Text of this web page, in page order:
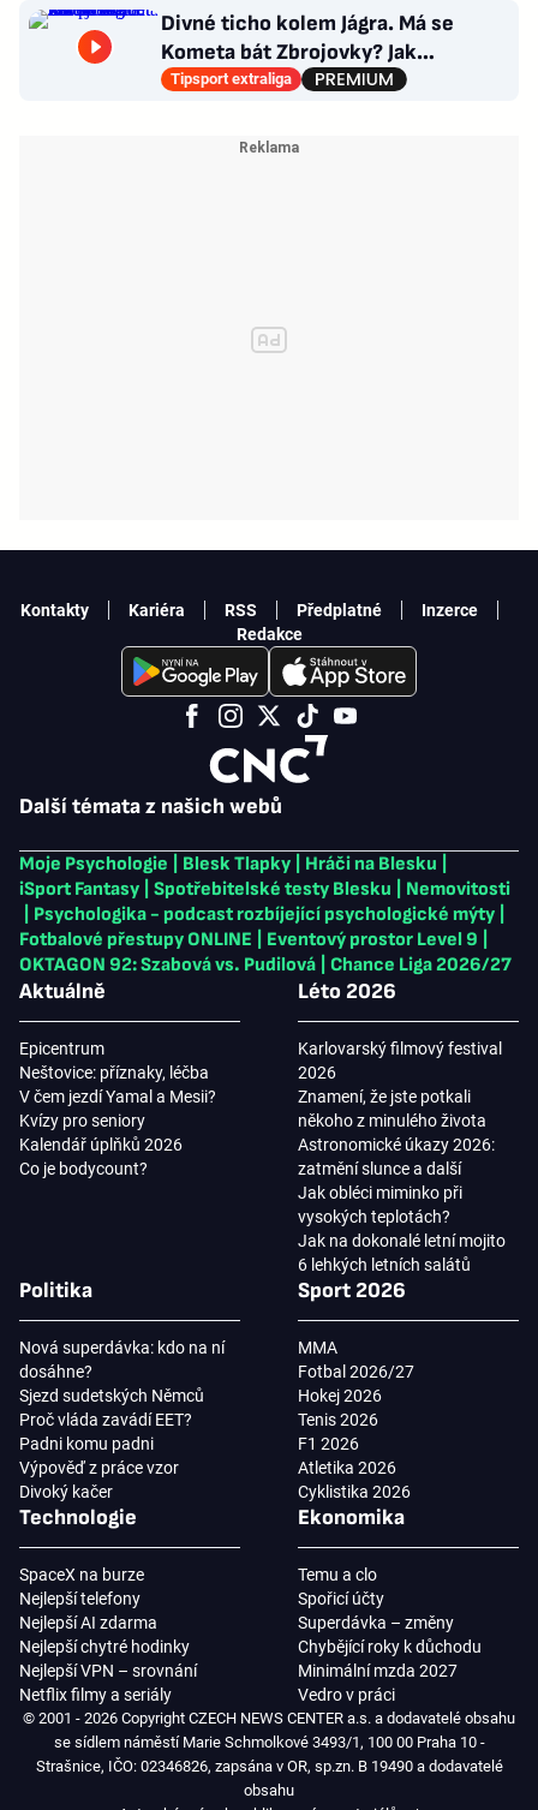
Divné ticho kolem Jágra. Má se
Kometa bát Zbrojovky? Jak
poskládat Pardubice
Tipsport extraliga
Další témata z našich webů
Moje Psychologie Blesk Tlapky Hráči na Blesku
iSport Fantasy
Spotřebitelské testy Blesku
Nemovitosti
Psychologika - podcast rozbíjející psychologické mýty
Fotbalové přestupy ONLINE
Eventový prostor Level 9
OKTAGON 92: Szabová vs. Pudilová
Chance Liga 2026/27
Aktuálně
Epicentrum
Neštovice: příznaky, léčba
V čem jezdí Yamal a Mesii?
Kvízy pro seniory
Kalendář úplňků 2026
Co je bodycount?
Léto 2026
Karlovarský filmový festival
2026
Znamení, že jste potkali
někoho z minulého života
Astronomické úkazy 2026:
zatmění slunce a další
Jak obléci miminko při
vysokých teplotách?
Jak na dokonalé letní mojito
6 lehkých letních salátů
Politika
Nová superdávka: kdo na ní
dosáhne?
Sjezd sudetských Němců
Proč vláda zavádí EET?
Padni komu padni
Výpověď z práce vzor
Divoký kačer
Sport 2026
MMA
Fotbal 2026/27
Hokej 2026
Tenis 2026
F1 2026
Atletika 2026
Cyklistika 2026
Technologie
SpaceX na burze
Nejlepší telefony
Nejlepší AI zdarma
Nejlepší chytré hodinky
Nejlepší VPN – srovnání
Netflix filmy a seriály
Ekonomika
Temu a clo
Spořicí účty
Superdávka – změny
Chybějící roky k důchodu
Minimální mzda 2027
Vedro v práci
Kontakty Kariéra RSS Předplatné
Inzerce
Redakce
© 2001 - 2026 Copyright CZECH NEWS CENTER a.s. a dodavatelé obsahu
se sídlem náměstí Marie Schmolkové 3493/1, 100 00 Praha 10 -
Strašnice, IČO: 02346826, zapsána v OR, sp.zn. B 19490 a dodavatelé
obsahu